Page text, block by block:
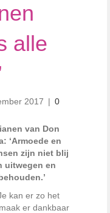
alle
2017 | 0
van Don
‘Armoede en
zijn niet blij
uitwegen en
kan er zo het
er dankbaar